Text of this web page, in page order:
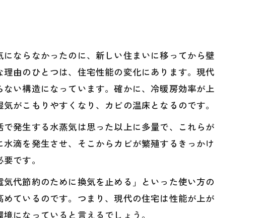
ならなかったのに、新しい住まいに移ってから壁
由のひとつは、住宅性能の変化にあります。現代
い構造になっています。確かに、冷暖房効率が上
がこもりやすくなり、カビの温床となるのです。
発生する水蒸気は思った以上に多量で、これらが
滴を発生させ、そこからカビが繁殖するきっかけ
です。
代節約のために換気を止める」といった使い方の
ているのです。つまり、現代の住宅は性能が上が
になっていると言えるでしょう。